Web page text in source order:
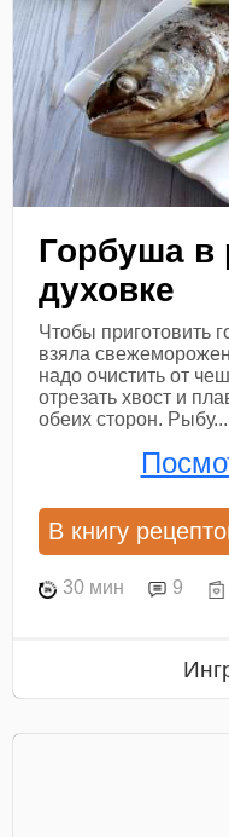
Горбуша в
духовке
Чтобы приготовить
взяла
надо очистить от
отрезать хвост и
обеих сторон. Рыбу...
В книгу
30 мин 9